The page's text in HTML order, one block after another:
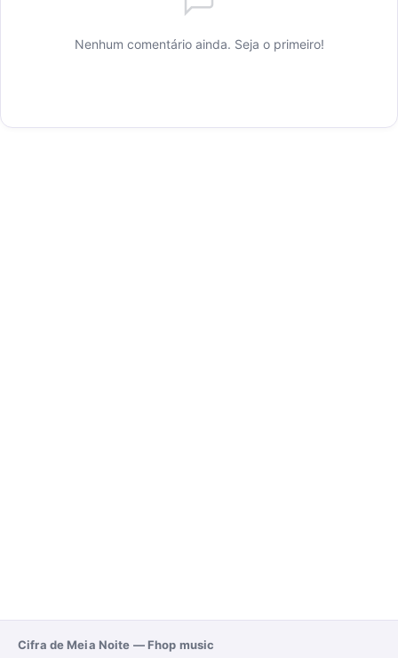
Nenhum comentário ainda. Seja o primeiro!
Cifra de Meia Noite — Fhop music